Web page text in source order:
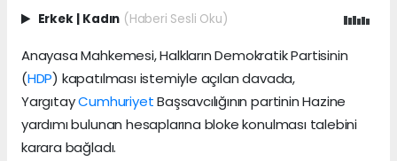
Erkek Kadın (Haberi Sesli Oku)
Anayasa Mahkemesi, Halkların Demokratik Partisinin
(HDP) kapatılması istemiyle açılan davada,
YargıtayCumhuriyetBaşsavcılığının partinin Hazine
yardımı bulunan hesaplarına bloke konulması talebini
karara bağladı.